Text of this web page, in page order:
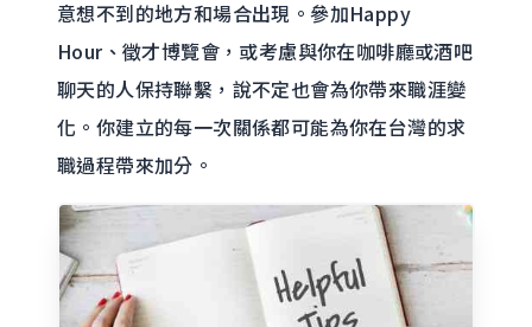
意想不到的地方和場合出現。參加Happy
Hour、徵才博覽會，或考慮與你在咖啡廳或酒吧
聊天的人保持聯繫，說不定也會為你帶來職涯變
化。你建立的每一次關係都可能為你在台灣的求
職過程帶來加分。